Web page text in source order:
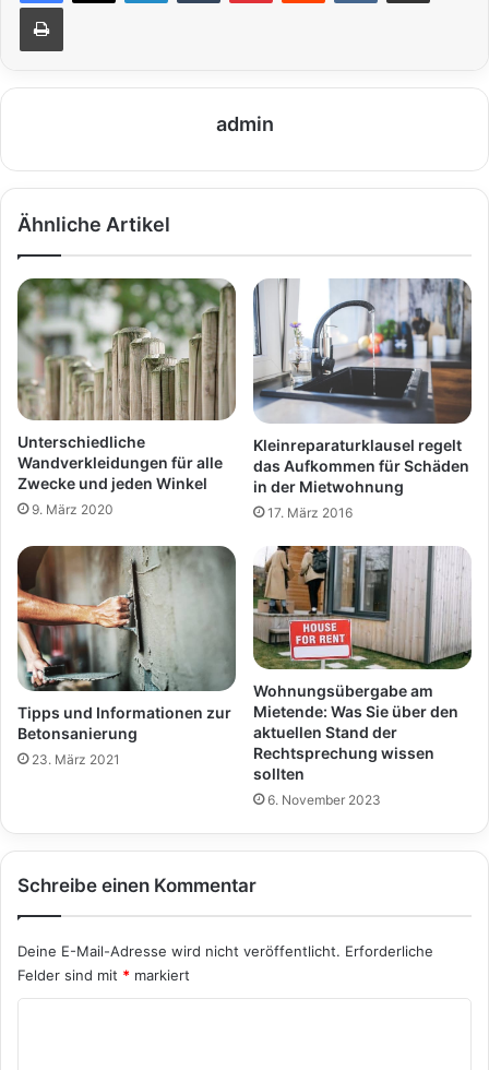
admin
Ähnliche Artikel
Unterschiedliche
Wandverkleidungen für alle
Zwecke und jeden Winkel
9. März 2020
Kleinreparaturklausel regelt
das Aufkommen für Schäden
in der Mietwohnung
17. März 2016
Tipps und Informationen zur
Betonsanierung
23. März 2021
Wohnungsübergabe am
Mietende: Was Sie über den
aktuellen Stand der
Rechtsprechung wissen
sollten
6. November 2023
Schreibe einen Kommentar
Deine E-Mail-Adresse wird nicht veröffentlicht. Erforderliche
Felder sind mit * markiert